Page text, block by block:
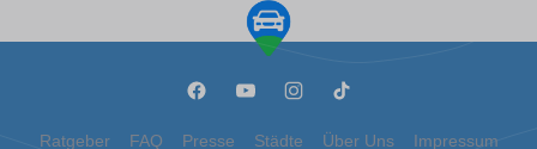
Ratgeber FAQ Presse Städte Über Uns Impressum